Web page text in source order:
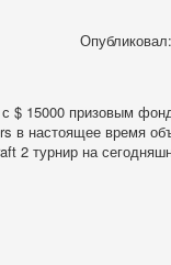
Опубликовал:
$ 15000 призовым
в настоящее время
2 турнир на